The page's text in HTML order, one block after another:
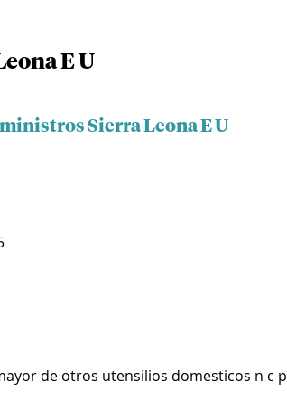
E U
Sierra Leona E U
de otros utensilios domesticos n c p